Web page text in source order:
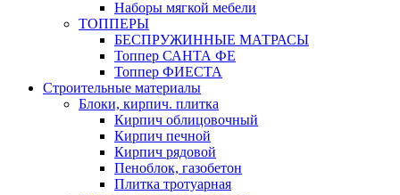
Наборы мягкой мебели
ТОППЕРЫ
БЕСПРУЖИННЫЕ МАТРАСЫ
Топпер САНТА ФЕ
Топпер ФИЕСТА
Строительные материалы
Блоки, кирпич. плитка
Кирпич облицовочный
Кирпич печной
Кирпич рядовой
Пеноблок, газобетон
Плитка тротуарная